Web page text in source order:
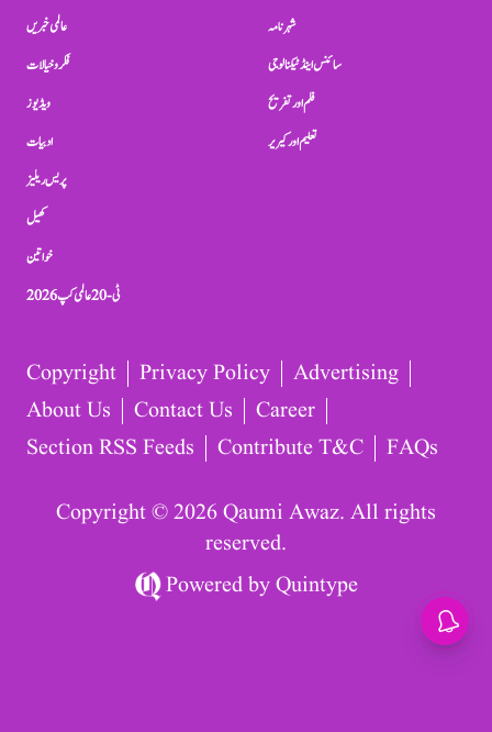
عالمی خبریں
فکر و خیالات
ویڈیوز
ادبیات
پریس ریلیز
کھیل
خواتین
ٹی-20 عالمی کپ 2026
شہرنامہ
سائنس اینڈ ٹیکنالوجی
فلم اور تفریح
تعلیم اور کیریر
Copyright Privacy Policy
Advertising
About Us
Contact Us
Career
Section RSS Feeds
Contribute T&C FAQs
Copyright © 2026 Qaumi Awaz. All rights
reserved.
Powered byQuintype